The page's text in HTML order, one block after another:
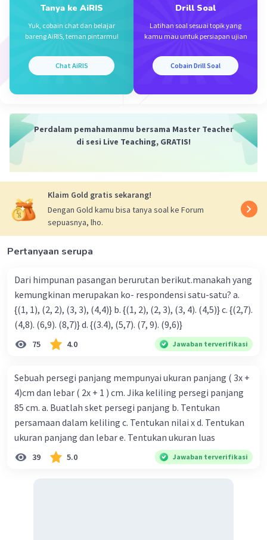
Tanya ke AiRIS
Yuk, cobain chat dan belajar
bareng AiRIS, teman pintarmu!
Chat AiRIS
Drill Soal
Latihan soal sesuai topik yang
kamu mau untuk persiapan ujian
Cobain Drill Soal
Perdalam pemahamanmu bersama Master Teacher
di sesi Live Teaching, GRATIS!
Klaim Gold gratis sekarang!
Dengan Gold kamu bisa tanya soal ke Forum
sepuasnya, lho.
Pertanyaan serupa
Dari himpunan pasangan berurutan berikut.manakah yang
kemungkinan merupakan ko- respondensi satu-satu? a.
{(1, 1), (2, 2), (3, 3), (4,4)} b. {(1, 2), (2, 3), (3, 4). (4,5)} c. {(2,7).
(4,8). (6,9). (8,7)} d. {(3.4), (5,7). (7, 9). (9,6)}
75 4.0 Jawaban terverifikasi
Sebuah persegi panjang mempunyai ukuran panjang ( 3x +
4)cm dan lebar ( 2x + 1 ) cm. Jika keliling persegi panjang
85 cm. a. Buatlah sket persegi panjang b. Tentukan
persamaan dalam keliling c. Tentukan nilai x d. Tentukan
ukuran panjang dan lebar e. Tentukan ukuran luas
39 5.0 Jawaban terverifikasi